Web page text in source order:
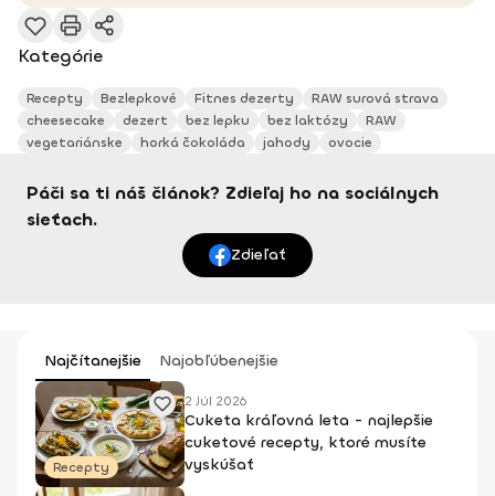
Kategórie
Recepty Bezlepkové Fitnes dezerty
RAW surová strava
cheesecake
dezert bez lepku bez laktózy
RAW
vegetariánske
horká čokoláda jahody ovocie
Páči sa ti náš článok? Zdieľaj ho na sociálnych
sieťach.
Zdieľať
Najčítanejšie Najobľúbenejšie
Recepty
2 Júl 2026
Cuketa kráľovná leta - najlepšie
cuketové recepty, ktoré musíte
vyskúšať